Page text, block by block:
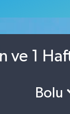
ve 1
Bolu